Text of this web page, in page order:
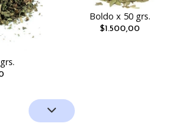
Boldo x 50 grs.
$1.500,00